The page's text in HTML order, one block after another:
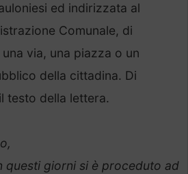
ed indirizzata al
Comunale, di
via, una piazza o un
della cittadina. Di
testo della lettera.
questi giorni si è proceduto ad